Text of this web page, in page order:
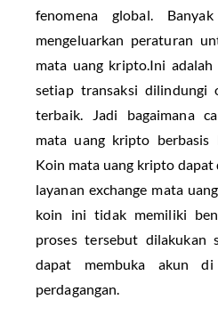
fenomena global.
mengeluarkan peraturan
mata uang kripto.Ini
setiap transaksi dilindungi
terbaik. Jadi bagaimana
mata uang kripto
Koin mata uang kripto
layanan exchange mata
koin ini tidak memiliki
proses tersebut dilakukan
dapat membuka akun
perdagangan.